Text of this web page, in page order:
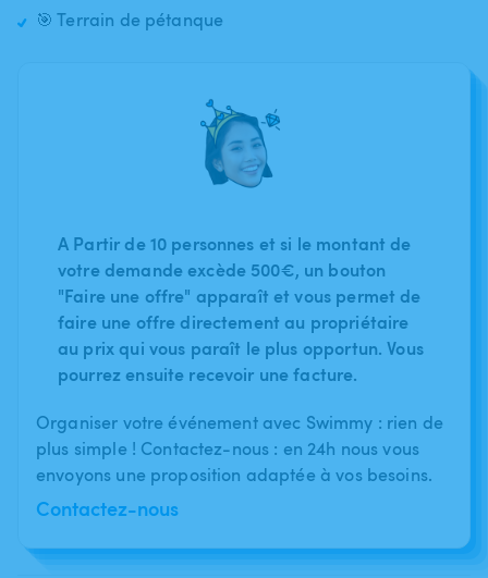
🎯 Terrain de pétanque
A Partir de 10 personnes et si le montant de
votre demande excède 500€, un bouton
"Faire une offre" apparaît et vous permet de
faire une offre directement au propriétaire
au prix qui vous paraît le plus opportun. Vous
pourrez ensuite recevoir une facture.
Organiser votre événement avec Swimmy : rien de
plus simple ! Contactez-nous : en 24h nous vous
envoyons une proposition adaptée à vos besoins.
Contactez-nous